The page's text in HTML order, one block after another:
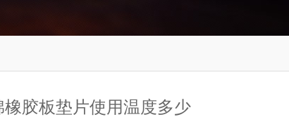
胶板垫片使用温度多少